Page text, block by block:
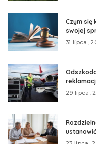
Czym się
swojej
31 lipca,
29 lipca,